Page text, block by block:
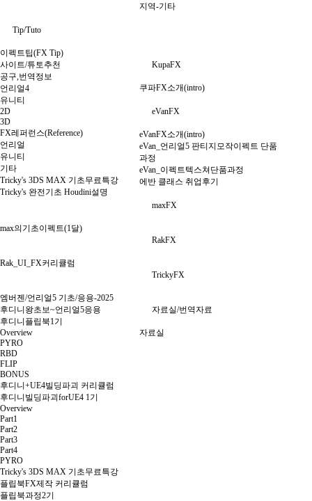
지역-기타
Tip/Tuto
이펙트팁(FX Tip)
사이트/튜토추천
공구,번역정보
언리얼4
유니티
2D
3D
FX레퍼런스(Reference)
언리얼
유니티
기타
Tricky's 3DS MAX 기초무료특강
Tricky's 완전기초 Houdini설명
KupaFX
쿠파FX소개(intro)
eVanFX
eVanFX소개(intro)
eVan_언리얼5 판티지모작이펙트 단품
과정
eVan_이펙트텍스쳐단품과정
에반 클래스 취업후기
maxFX
max의기초이펙트(1달)
RakFX
Rak_UI_FX커리큘럼
TrickyFX
엠버젠/언리얼5 기초/응용-2025
후디니왕초보~언리얼5응용
후디니플립북1기
Overview
PYRO
RBD
FLIP
BONUS
후디니+UE4빌딩파괴 커리큘럼
후디니빌딩파괴forUE4 1기
Overview
Part1
Part2
Part3
Part4
PYRO
Tricky's 3DS MAX 기초무료특강
플립북FX제작 커리큘럼
플립북과정2기
자료실/번역자료
자료실